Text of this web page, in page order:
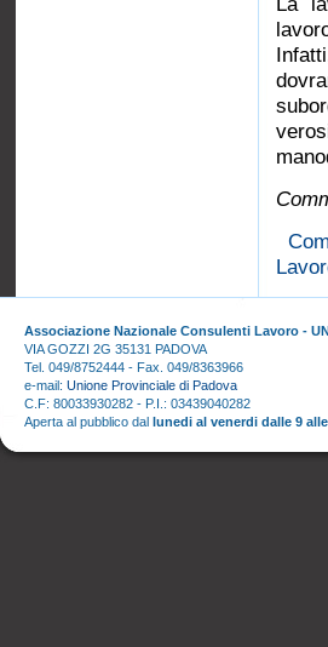
Associazione Nazionale Consulenti Lavoro -
VIA GOZZI 2G 35131 PADOVA
Tel. 049/8752444 - Fax. 049/8363966
e-mail: Unione Provinciale di Padova
C.F: 80033930282 - P.I.: 03439040282
Aperta al pubblico dal lunedi al venerdi dalle 9